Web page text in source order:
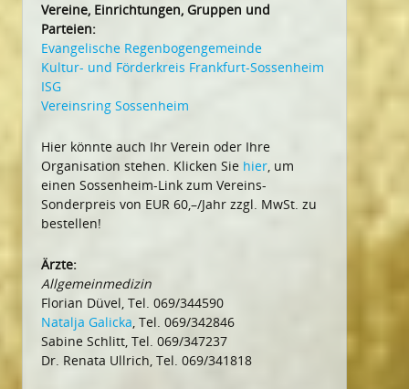
Vereine, Einrichtungen, Gruppen und
Parteien:
Evangelische Regenbogengemeinde
Kultur- und Förderkreis Frankfurt-Sossenheim
ISG
Vereinsring Sossenheim
Hier könnte auch Ihr Verein oder Ihre
Organisation stehen. Klicken Sie hier, um
einen Sossenheim-Link zum Vereins-
Sonderpreis von EUR 60,–/Jahr zzgl. MwSt. zu
bestellen!
Ärzte:
Allgemeinmedizin
Florian Düvel, Tel. 069/344590
Natalja Galicka, Tel. 069/342846
Sabine Schlitt, Tel. 069/347237
Dr. Renata Ullrich, Tel. 069/341818